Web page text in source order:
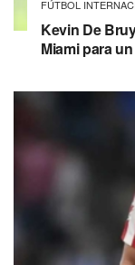
FÚTBOL
Kevin De
Miami para